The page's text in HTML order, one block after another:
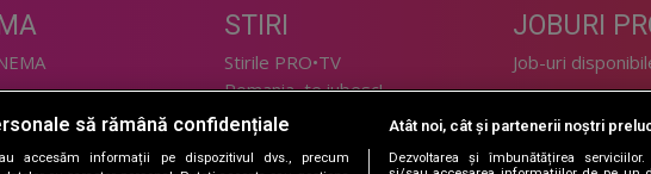
STIRI
Stirile PRO•TV
Romania, te iubesc!
JOBURI
Job-uri
LIFESTYLE
să rămână confidențiale
accesăm informații pe dispozitivul dvs., precum
Atât noi, cât și partenerii noștri
Dezvoltarea și îmbunătățirea